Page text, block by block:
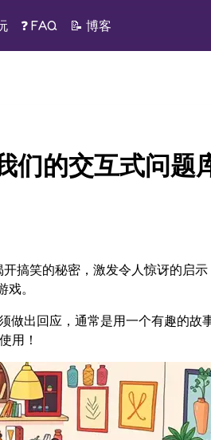
❓ FAQ 📝博客
们的交互式问题
搞笑的秘密，激发令人惊讶的启
。
做出回应，通常是用一个有趣的故
用！